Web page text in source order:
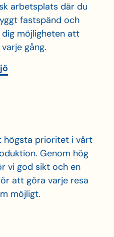
arbetsplats där du
fastspänd och
möjligheten att
gång.
högsta prioritet i vårt
Genom hög
vi god sikt och en
att göra varje resa
möjligt.